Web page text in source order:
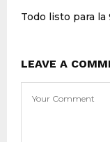
Todo listo para la
LEAVE A